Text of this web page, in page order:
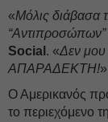
«Μόλις διάβασα
“Αντιπροσώπων”
Social . «Δεν
ΑΠΑΡΑΔΕΚΤΗ!»
Ο Αμερικανός
το περιεχόμενο